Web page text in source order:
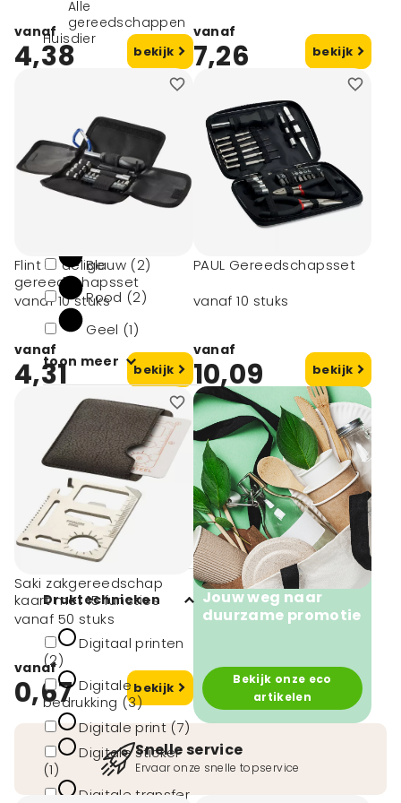
Alle
gereedschappen
Huisdier
Kleur
Wit (1)
Blauw (2)
Rood (2)
Geel (1)
toon meer
Minimale afname
1 (1)
10 (31)
25 (1)
50 (3)
Druktechnieken
Digitaal printen
(2)
Digitale
bedrukking (3)
Digitale print (7)
Digitale sticker
(1)
Digitale transfer
vanaf
4,38 bekijk
vanaf
7,26 bekijk
Flint 19 delige
gereedschapsset
vanaf 10 stuks
vanaf
4,31 bekijk
PAUL Gereedschapsset
vanaf 10 stuks
vanaf
10,09 bekijk
Saki zakgereedschap
kaart met 15 functies
vanaf 50 stuks
vanaf
0,67 bekijk
Jouw weg naar
duurzame promotie
Bekijk onze eco
artikelen
Snelle service
Ervaar onze snelle topservice